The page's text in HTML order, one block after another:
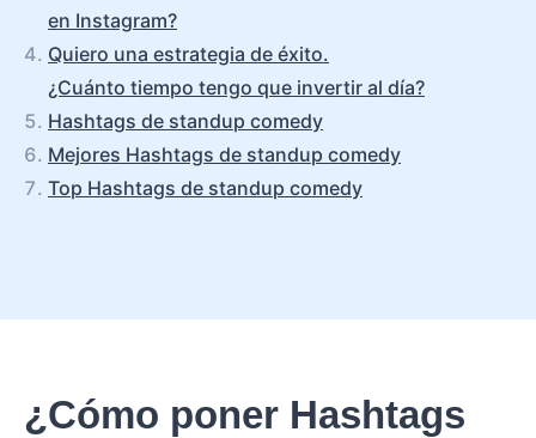
en Instagram?
Quiero una estrategia de éxito.
¿Cuánto tiempo tengo que invertir al día?
Hashtags de standup comedy
Mejores Hashtags de standup comedy
Top Hashtags de standup comedy
¿Cómo poner Hashtags